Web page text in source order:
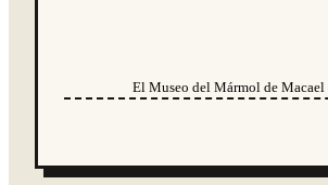
El Museo del Mármol de Macael